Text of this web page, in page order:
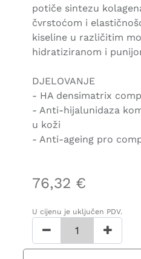
potiče sintezu
čvrstoćom i
kiseline u različitim
hidratiziranom i
DJELOVANJE
- HA densimatrix
- Anti-hijalunidaza
u koži
- Anti-ageing pro
76,32 €
U cijenu je uključen PDV.